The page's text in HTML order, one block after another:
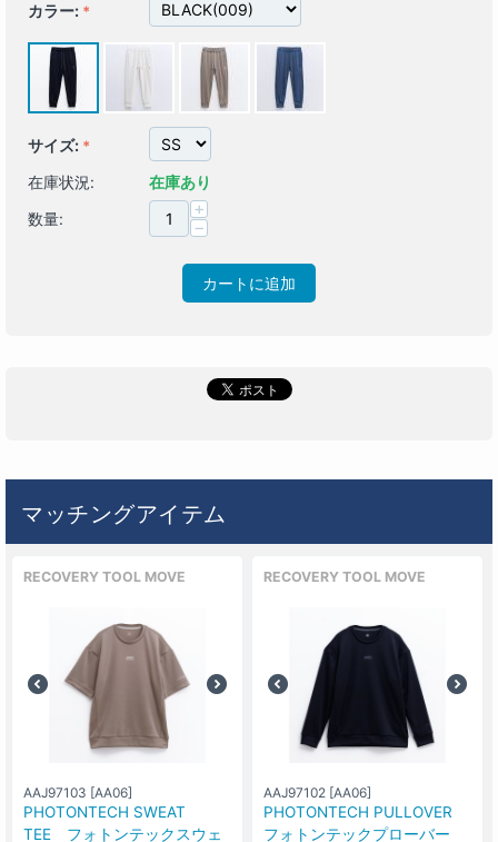
カラー:
サイズ:
在庫状況:
在庫あり
数量:
+
−
カートに追加
マッチングアイテム
RECOVERY TOOL MOVE
AAJ97103 [AA06]
PHOTONTECH SWEAT
TEE フォトンテックスウェ
RECOVERY TOOL MOVE
AAJ97102 [AA06]
PHOTONTECH PULLOVER
フォトンテックプローバー